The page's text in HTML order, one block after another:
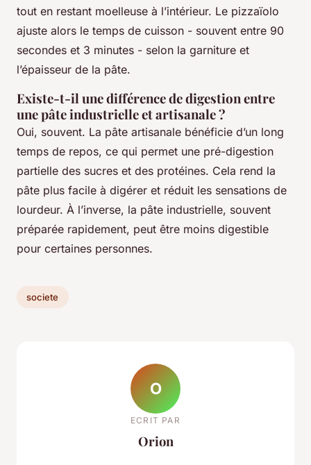
tout en restant moelleuse à l’intérieur. Le pizzaïolo
ajuste alors le temps de cuisson - souvent entre 90
secondes et 3 minutes - selon la garniture et
l’épaisseur de la pâte.
Existe-t-il une différence de digestion entre
une pâte industrielle et artisanale ?
Oui, souvent. La pâte artisanale bénéficie d’un long
temps de repos, ce qui permet une pré-digestion
partielle des sucres et des protéines. Cela rend la
pâte plus facile à digérer et réduit les sensations de
lourdeur. À l’inverse, la pâte industrielle, souvent
préparée rapidement, peut être moins digestible
pour certaines personnes.
societe
O
ECRIT PAR
Orion